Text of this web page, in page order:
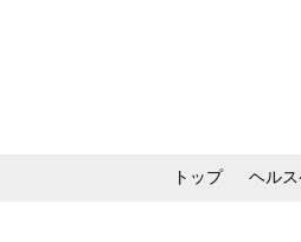
トップ ヘル